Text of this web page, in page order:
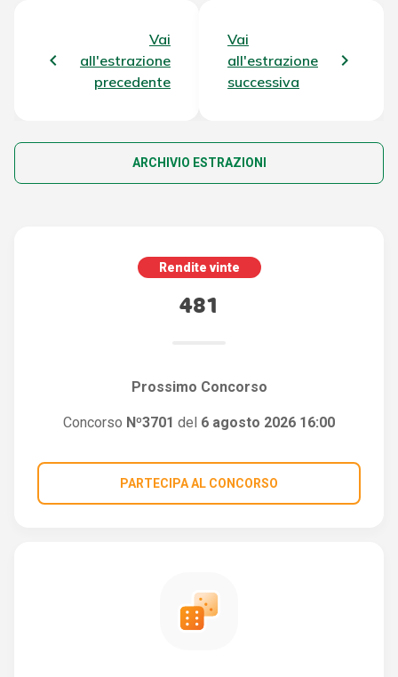
Vai
all'estrazione
precedente
Vai
all'estrazione
successiva
ARCHIVIO ESTRAZIONI
Rendite vinte
481
Prossimo Concorso
Concorso Nº3701 del 6 agosto 2026 16:00
PARTECIPA AL CONCORSO